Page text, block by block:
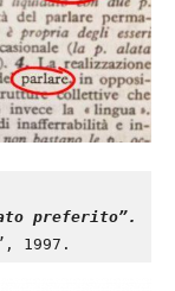
preferito”.
1997.